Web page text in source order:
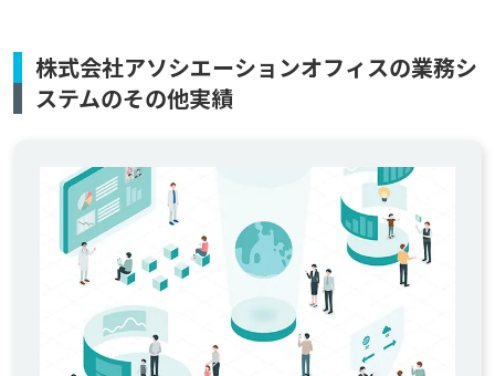
株式会社アソシエーションオフィスの業務シ
ステムのその他実績